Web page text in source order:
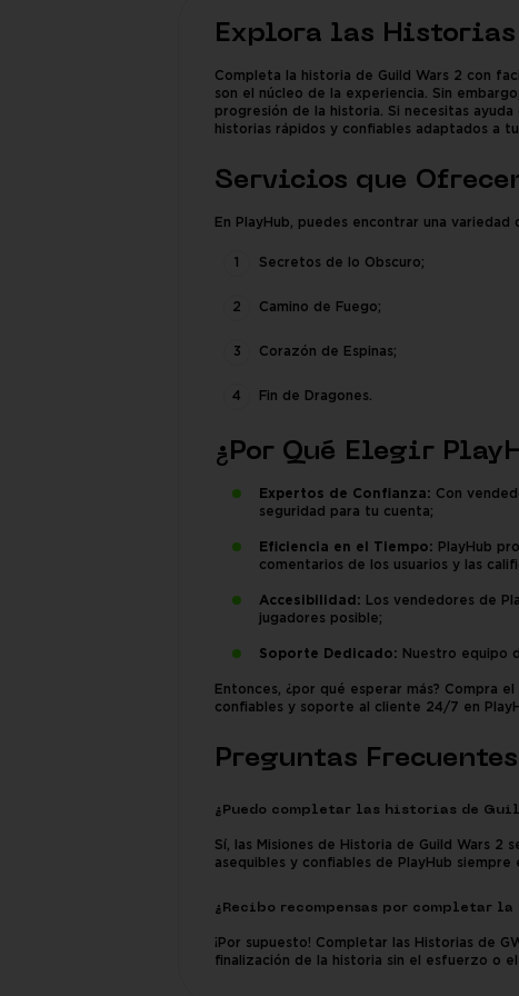
Explora las
Completa la historia de Guild Wars 2 con
son el núcleo de la experiencia. Sin
progresión de la historia. Si necesitas
historias rápidos y confiables adaptados a
Servicios que
En PlayHub, puedes encontrar una
Secretos de lo Obscuro;
Camino de Fuego;
Corazón de Espinas;
Fin de Dragones.
¿Por Qué Elegir
Expertos de Confianza: Con
seguridad para tu cuenta;
Eficiencia en el Tiempo: PlayHub
comentarios de los usuarios y las
Accesibilidad: Los vendedores de
jugadores posible;
Soporte Dedicado: Nuestro equipo
Entonces, ¿por qué esperar más? Compra
confiables y soporte al cliente 24/7 en
Preguntas Frecuentes
¿Puedo completar las historias de
Sí, las Misiones de Historia de Guild Wars
asequibles y confiables de PlayHub siempre
¿Recibo recompensas por completar
¡Por supuesto! Completar las Historias de
finalización de la historia sin el esfuerzo o